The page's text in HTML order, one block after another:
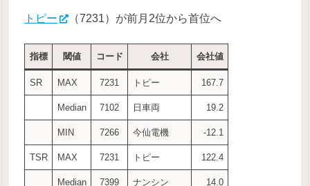
トピー （7231）が前月2位から首位へ
指標 閾値 コード 会社 会社値
SR MAX 7231 トピー 167.7
Median 7102 日車両 19.2
MIN 7266 今仙電機 -12.1
TSR MAX 7231 トピー 122.4
Median 7399 ナンシン 14.0